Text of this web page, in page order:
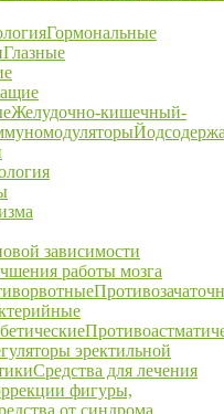
Гормональные
Глазные
Желудочно-кишечный-
зависимости
работы мозга
эректильной
Средства для лечения
фигуры,